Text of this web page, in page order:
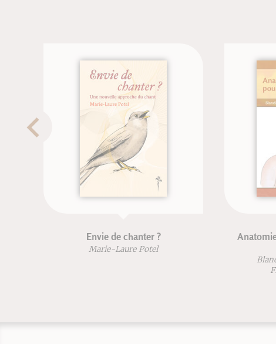
Envie de chanter ?
Marie-Laure Potel
Anatomie
Blandine